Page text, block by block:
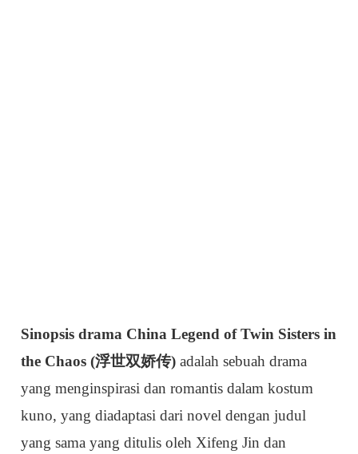
Sinopsis drama China Legend of Twin Sisters in
the Chaos (浮世双娇传)adalah sebuah drama
yang menginspirasi dan romantis dalam kostum
kuno, yang diadaptasi dari novel dengan judul
yang sama yang ditulis oleh Xifeng Jin dan